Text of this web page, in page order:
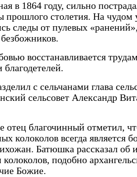
в 1864 году, сильно
прошлого столетия. На чудом
следы от пулевых
восстанавливается
с сельчанами глава
сельсовет Александр
отец благочинный отметил,
колоколов всегда является
Батюшка рассказал об
подобно
Божие.